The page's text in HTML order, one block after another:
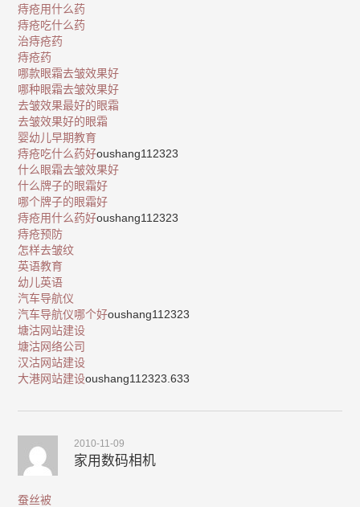
痔疮用什么药
痔疮吃什么药
治痔疮药
痔疮药
哪款眼霜去皱效果好
哪种眼霜去皱效果好
去皱效果最好的眼霜
去皱效果好的眼霜
婴幼儿早期教育
痔疮吃什么药好oushang112323
什么眼霜去皱效果好
什么牌子的眼霜好
哪个牌子的眼霜好
痔疮用什么药好oushang112323
痔疮预防
怎样去皱纹
英语教育
幼儿英语
汽车导航仪
汽车导航仪哪个好oushang112323
塘沽网站建设
塘沽网络公司
汉沽网站建设
大港网站建设oushang112323.633
2010-11-09
家用数码相机
蚕丝被